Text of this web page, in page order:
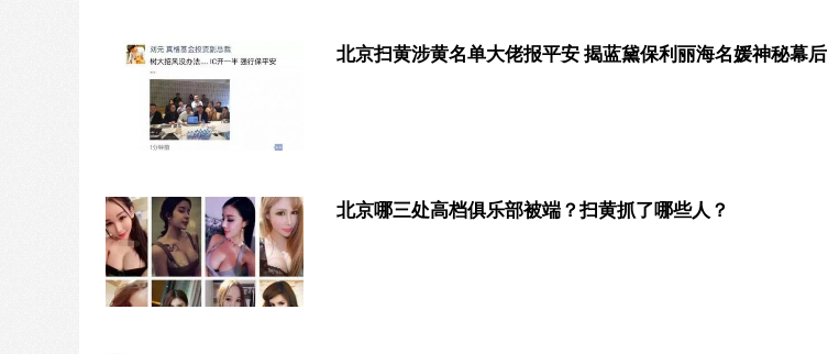
北京扫黄涉黄名单大佬报平安 揭蓝黛保利丽海名媛神秘幕后
北京哪三处高档俱乐部被端？扫黄抓了哪些人？